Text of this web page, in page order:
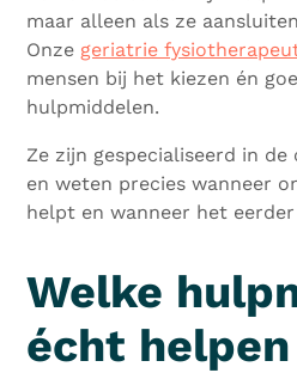
maar alleen als ze
Onze geriatrie
mensen bij het kiezen én
hulpmiddelen.
Ze zijn gespecialiseerd in
en weten precies wanneer
helpt en wanneer het
Welke
écht helpen